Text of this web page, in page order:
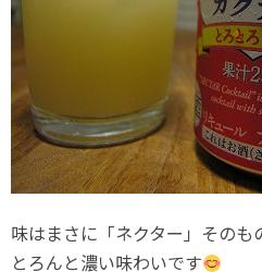
味はまさに「ネクター」そのも
とろんと濃い味わいです